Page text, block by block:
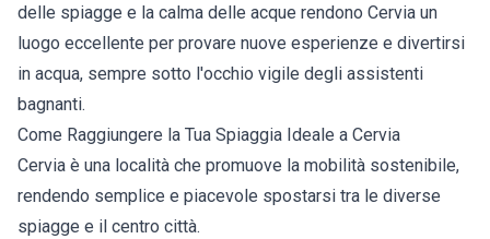
delle spiagge e la calma delle acque rendono Cervia un
luogo eccellente per provare nuove esperienze e divertirsi
in acqua, sempre sotto l'occhio vigile degli assistenti
bagnanti.
Come Raggiungere la Tua Spiaggia Ideale a Cervia
Cervia è una località che promuove la mobilità sostenibile,
rendendo semplice e piacevole spostarsi tra le diverse
spiagge e il centro città.